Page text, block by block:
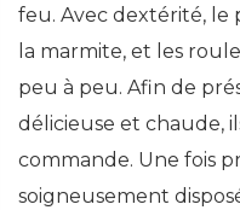
feu. Avec dextérité, le
la marmite, et les
peu à peu. Afin de
délicieuse et chaude,
commande. Une fois
soigneusement